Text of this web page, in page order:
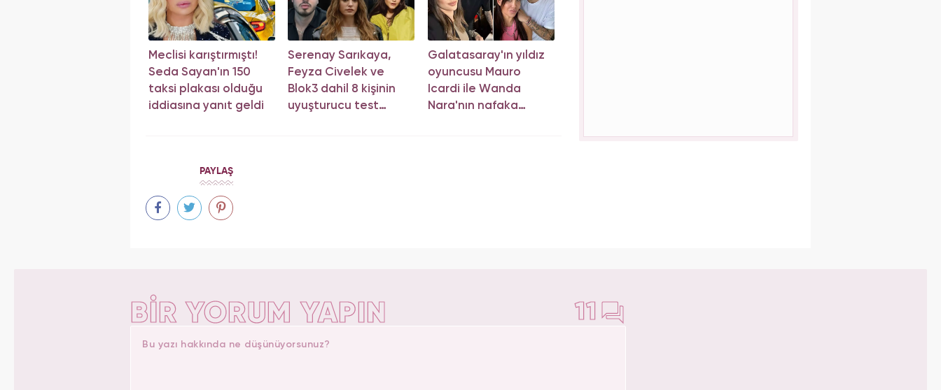
Meclisi karıştırmıştı!
Seda Sayan'ın 150
taksi plakası olduğu
iddiasına yanıt geldi
Serenay Sarıkaya,
Feyza Civelek ve
Blok3 dahil 8 kişinin
uyuşturucu test
Galatasaray'ın yıldız
oyuncusu Mauro
Icardi ile Wanda
Nara'nın nafaka
PAYLAŞ
BİR YORUM YAPIN 11